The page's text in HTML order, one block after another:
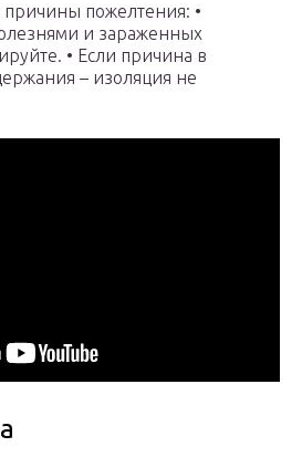
причины пожелтения: •
и зараженных
• Если причина в
– изоляция не